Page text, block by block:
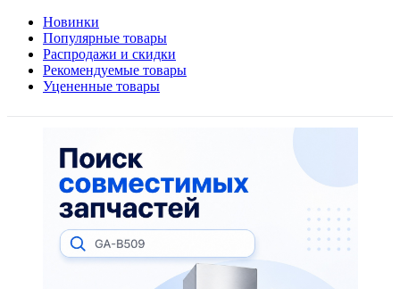
Новинки
Популярные товары
Распродажи и скидки
Рекомендуемые товары
Уцененные товары